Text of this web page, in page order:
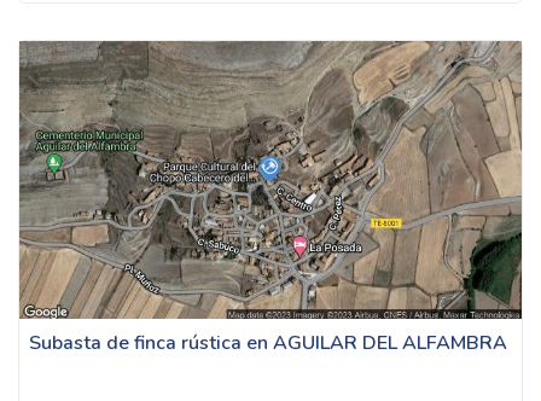
Subasta de finca rústica en AGUILAR DEL ALFAMBRA